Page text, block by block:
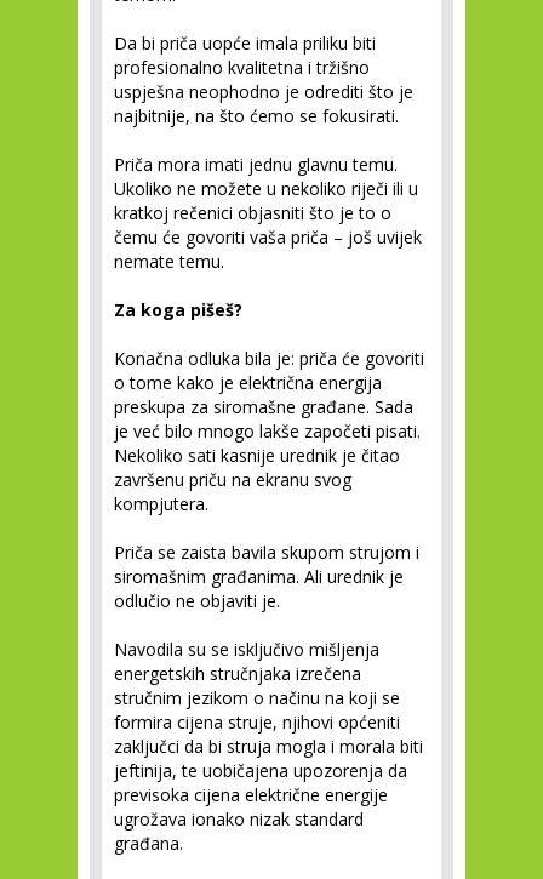
Da bi priča uopće imala priliku biti
profesionalno kvalitetna i tržišno
uspješna neophodno je odrediti što je
najbitnije, na što ćemo se fokusirati.
Priča mora imati jednu glavnu temu.
Ukoliko ne možete u nekoliko riječi ili u
kratkoj rečenici objasniti što je to o
čemu će govoriti vaša priča – još uvijek
nemate temu.
Za koga pišeš?
Konačna odluka bila je: priča će govoriti
o tome kako je električna energija
preskupa za siromašne građane. Sada
je već bilo mnogo lakše započeti pisati.
Nekoliko sati kasnije urednik je čitao
završenu priču na ekranu svog
kompjutera.
Priča se zaista bavila skupom strujom i
siromašnim građanima. Ali urednik je
odlučio ne objaviti je.
Navodila su se isključivo mišljenja
energetskih stručnjaka izrečena
stručnim jezikom o načinu na koji se
formira cijena struje, njihovi općeniti
zaključci da bi struja mogla i morala biti
jeftinija, te uobičajena upozorenja da
previsoka cijena električne energije
ugrožava ionako nizak standard
građana.